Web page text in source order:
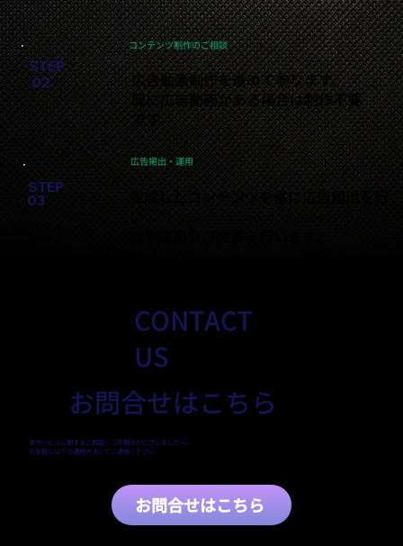
CONTACT
US
お問合せはこちら
本サービスに関するご相談・ご不明点がございましたら、
お気軽に以下の連絡方法にてご連絡ください
お問合せはこちら
STEP
02
コンテンツ制作のご相談
広告動画制作を進めて参ります。
既に広告動画がある場合は制作不要
です。
STEP
03
広告掲出・運用
完成したコンテンツを基に広告掲出を行